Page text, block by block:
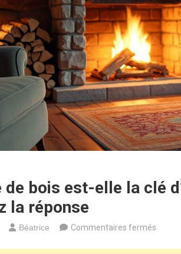
de bois est-elle la clé
la réponse
Béatrice Commentaires ferméssur